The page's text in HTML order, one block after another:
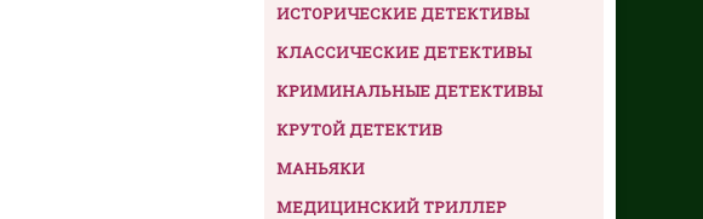
ИСТОРИЧЕСКИЕ ДЕТЕКТИВЫ
КЛАССИЧЕСКИЕ ДЕТЕКТИВЫ
КРИМИНАЛЬНЫЕ ДЕТЕКТИВЫ
КРУТОЙ ДЕТЕКТИВ
МАНЬЯКИ
МЕДИЦИНСКИЙ ТРИЛЛЕР